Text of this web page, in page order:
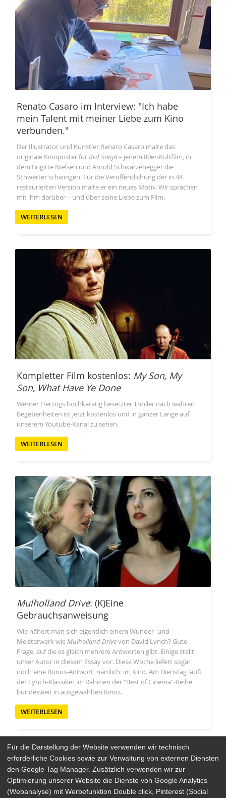
Renato Casaro im Interview: "Ich habe
mein Talent mit meiner Liebe zum Kino
verbunden."
Der Illustrator und Künstler Renato Casaro malte das
originale Kinoposter fürRed Sonja– jenem 80er-Kultfilm, in
dem Brigitte Nielsen und Arnold Schwarzenegger die
Schwerter schwingen. Für die Veröffentlichung der in 4K
restaurierten Version malte er ein neues Motiv. Wir sprachen
mit ihm darüber – und über seine Liebe zum Film.
WEITERLESEN
Kompletter Film kostenlos: My Son, My
Son, What Have Ye Done
Werner Herzogs hochkarätig besetzter Thriller nach wahren
Begebenheiten ist jetzt kostenlos und in ganzer Länge auf
unserem Youtube-Kanal zu sehen.
WEITERLESEN
Mulholland Drive: (K)Eine
Gebrauchsanweisung
Wie nähert man sich eigentlich einem Wunder- und
Meisterwerk wieMulholland Drivevon David Lynch? Gute
Frage, auf die es gleich mehrere Antworten gibt. Einige stellt
unser Autor in diesem Essay vor. Diese Woche liefert sogar
noch eine Bonus-Antwort, nämlich: im Kino. Am Dienstag läuft
der Lynch-Klassiker im Rahmen der "Best of Cinema"-Reihe
bundesweit in ausgewählten Kinos.
WEITERLESEN
Arthaus Stores
Social Media
Für die Darstellung der Website verwenden wir technisch
erforderliche Cookies sowie zur Verwaltung von externen Diensten
den Google Tag Manager. Zusätzlich verwenden wir zur
Optimierung unserer Website die Dienste von Google Analytics
(Webanalyse) mit Werbefunktion Double click, Pinterest (Social